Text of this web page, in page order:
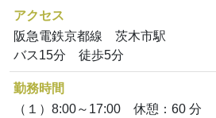
アクセス
阪急電鉄京都線 茨木市駅
バス15分 徒歩5分
勤務時間
（１）8:00～17:00 休憩：60 分